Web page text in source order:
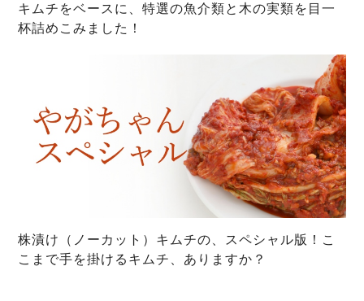
キムチをベースに、特選の魚介類と木の実類を目一
杯詰めこみました！
株漬け（ノーカット）キムチの、スペシャル版！こ
こまで手を掛けるキムチ、ありますか？